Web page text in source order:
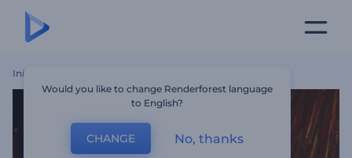
Início
Would you like to change Renderforest language
to English?
CHANGE No, thanks